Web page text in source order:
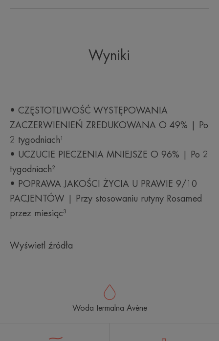
Wyniki
• CZĘSTOTLIWOŚĆ WYSTĘPOWANIA
ZACZERWIENIEŃ ZREDUKOWANA O 49% | Po
2 tygodniach¹
• UCZUCIE PIECZENIA MNIEJSZE O 96% | Po 2
tygodniach²
• POPRAWA JAKOŚCI ŻYCIA U PRAWIE 9/10
PACJENTÓW | Przy stosowaniu rutyny Rosamed
przez miesiąc³
Wyświetl źródła
Woda termalna Avène